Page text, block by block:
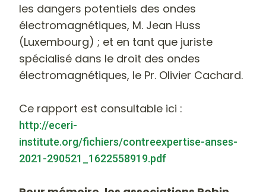
les dangers potentiels des ondes
électromagnétiques, M. Jean Huss
(Luxembourg) ; et en tant que juriste
spécialisé dans le droit des ondes
électromagnétiques, le Pr. Olivier Cachard.
Ce rapport est consultable ici :
http://eceri-
institute.org/fichiers/contreexpertise-anses-
2021-290521_1622558919.pdf